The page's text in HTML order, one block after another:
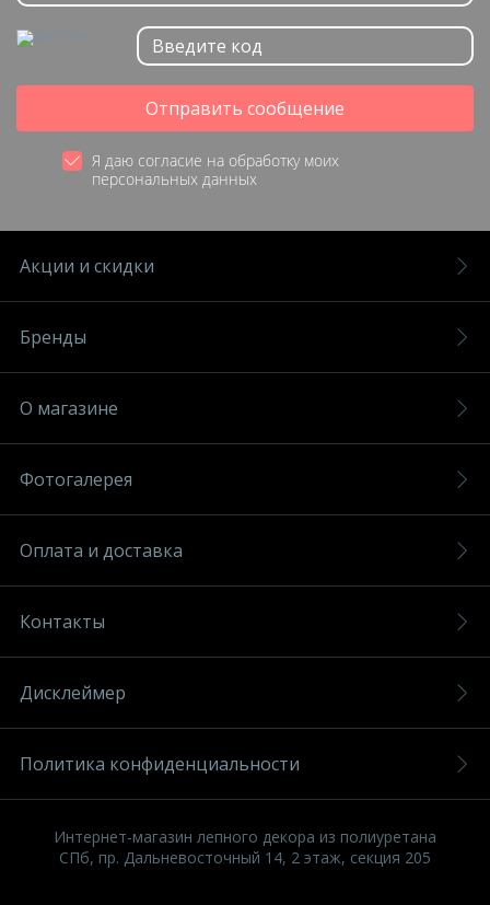
Отправить сообщение
Я даю согласие на обработку моих
персональных данных
Акции и скидки
Бренды
О магазине
Фотогалерея
Оплата и доставка
Контакты
Дисклеймер
Политика конфиденциальности
Интернет-магазин лепного декора из полиуретана
СПб, пр. Дальневосточный 14, 2 этаж, секция 205